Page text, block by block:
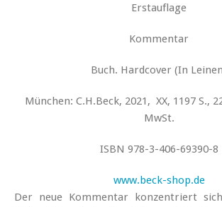
Erstauflage
Kommentar
Buch. Hardcover (In
München: C.H.Beck, 2021, XX, 1197 S.,
MwSt.
ISBN 978-3-406-69390-8
www.beck-shop.de
Der neue Kommentar konzentriert